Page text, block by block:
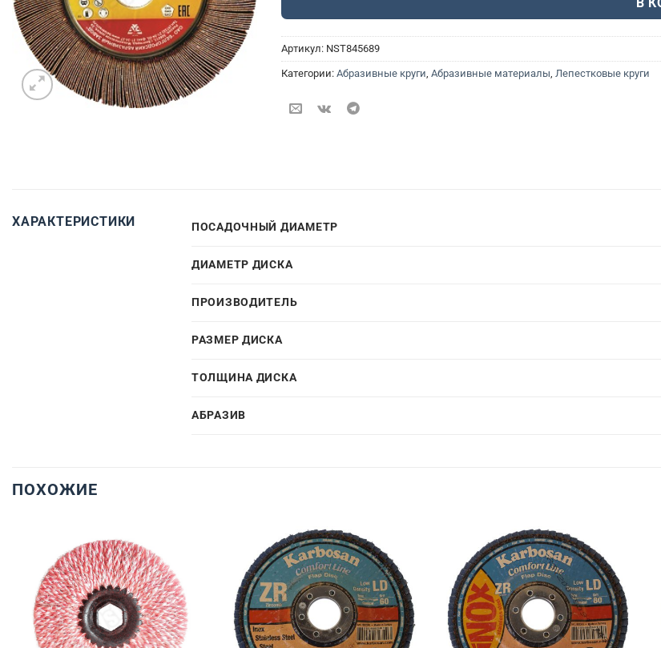
В
Артикул: NST845689
Категории: Абразивные круги Абразивные материалы Лепестковые круги
ХАРАКТЕРИСТИКИ ПОСАДОЧНЫЙ ДИАМЕТР
ДИАМЕТР ДИСКА
ПРОИЗВОДИТЕЛЬ
РАЗМЕР ДИСКА
ТОЛЩИНА ДИСКА
АБРАЗИВ
ПОХОЖИЕ